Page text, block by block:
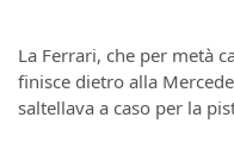
La Ferrari, che per metà
finisce dietro alla
saltellava a caso per la